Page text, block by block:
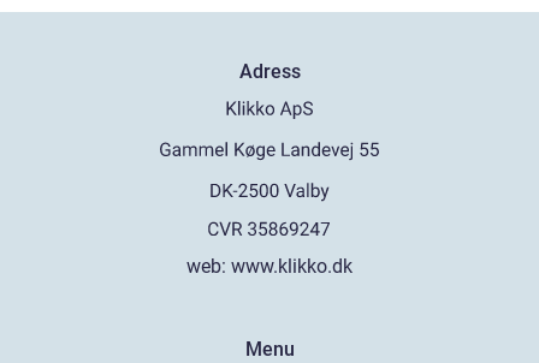
Adress
web: www.klikko.dk
Menu